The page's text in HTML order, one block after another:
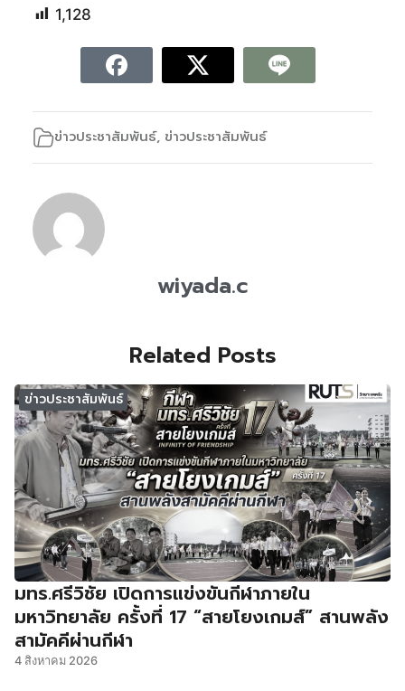
1,128
ข่าวประชาสัมพันธ์, ข่าวประชาสัมพันธ์
wiyada.c
Related Posts
ข่าวประชาสัมพันธ์
มทร.ศรีวิชัย เปิดการแข่งขันกีฬาภายใน
มหาวิทยาลัย ครั้งที่ 17 “สายโยงเกมส์” สานพลัง
สามัคคีผ่านกีฬา
4 สิงหาคม 2026